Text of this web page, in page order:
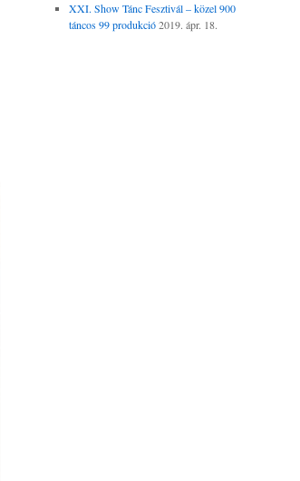
XXI. Show Tánc Fesztivál – közel 900
táncos 99 produkció 2019. ápr. 18.